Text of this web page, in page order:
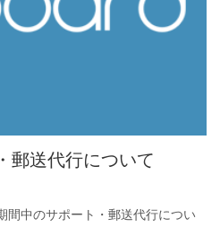
郵送代行について
間中のサポート・郵送代行につい